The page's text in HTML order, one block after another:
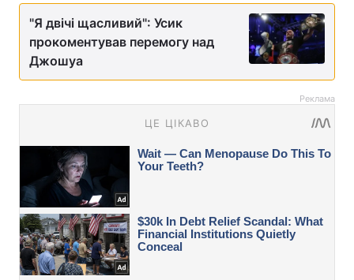
"Я двічі щасливий": Усик
прокоментував перемогу над
Джошуа
Реклама